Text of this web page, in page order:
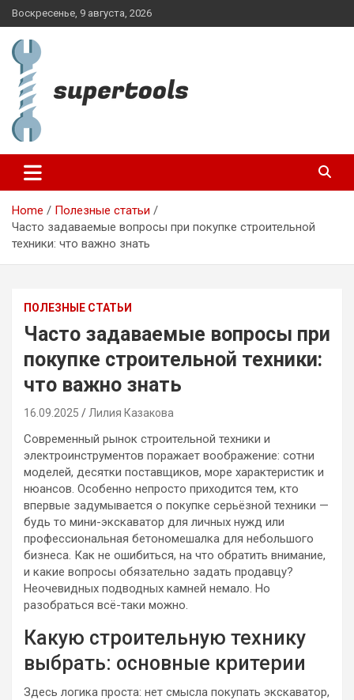
Skip
to
content
Воскресенье, 9 августа, 2026
supertools.com.ua
Home
Полезные статьи
Часто задаваемые вопросы при покупке строительной
техники: что важно знать
ПОЛЕЗНЫЕ СТАТЬИ
Часто задаваемые вопросы при
покупке строительной техники:
что важно знать
16.09.2025 Лилия Казакова
Современный рынок строительной техники и
электроинструментов поражает воображение: сотни
моделей, десятки поставщиков, море характеристик и
нюансов. Особенно непросто приходится тем, кто
впервые задумывается о покупке серьёзной техники —
будь то мини-экскаватор для личных нужд или
профессиональная бетономешалка для небольшого
бизнеса. Как не ошибиться, на что обратить внимание,
и какие вопросы обязательно задать продавцу?
Неочевидных подводных камней немало. Но
разобраться всё-таки можно.
Какую строительную технику
выбрать: основные критерии
Здесь логика проста: нет смысла покупать экскаватор,